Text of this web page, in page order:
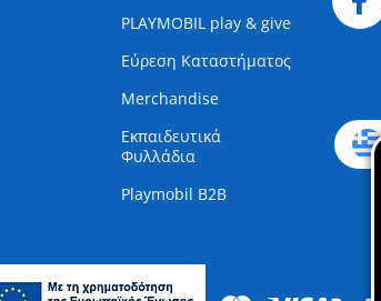
PLAYMOBIL play & give
Εύρεση Καταστήματος
Merchandise
Εκπαιδευτικά
Φυλλάδια
Playmobil B2B